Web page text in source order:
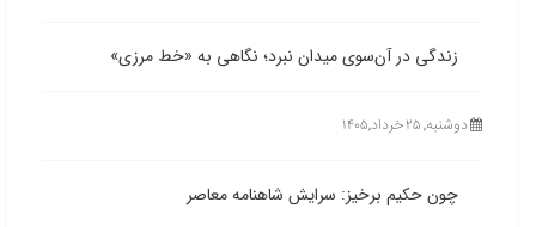
زندگی در آن‌سوی میدان نبرد؛ نگاهی به «خط مرزی»
دوشنبه, ۲۵ خرداد,۱۴۰۵
چون حکیم برخیز: سرایش شاهنامه معاصر